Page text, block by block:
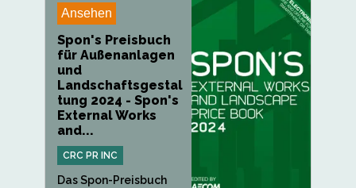
Ansehen
Spon's Preisbuch
für Außenanlagen
und
Landschaftsgestal
tung 2024 - Spon's
External Works
and...
CRC PR INC
Das Spon-Preisbuch